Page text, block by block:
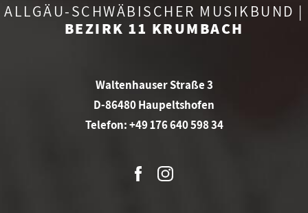
ALLGÄU-SCHWÄBISCHER MUSIKBUND |
BEZIRK 11 KRUMBACH
Waltenhauser Straße 3
D-86480 Haupeltshofen
Telefon: +49 176 640 598 34